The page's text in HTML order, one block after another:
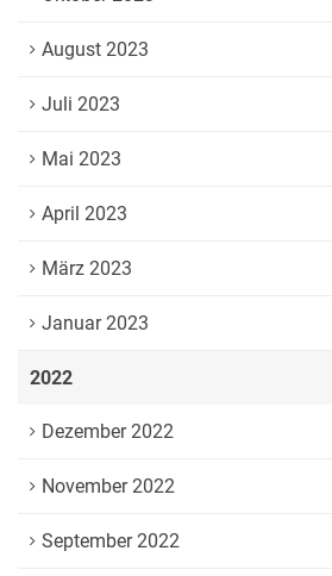
August 2023
Juli 2023
Mai 2023
April 2023
März 2023
Januar 2023
2022
Dezember 2022
November 2022
September 2022